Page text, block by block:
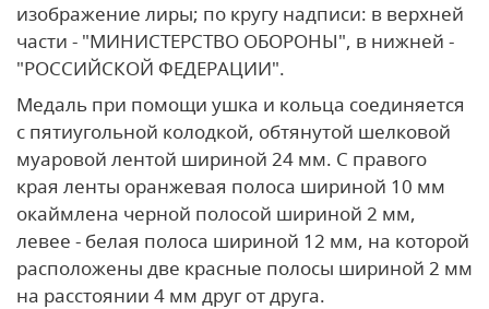
изображение лиры; по кругу надписи: в верхней
части - "МИНИСТЕРСТВО ОБОРОНЫ", в нижней -
"РОССИЙСКОЙ ФЕДЕРАЦИИ".
Медаль при помощи ушка и кольца соединяется
с пятиугольной колодкой, обтянутой шелковой
муаровой лентой шириной 24 мм. С правого
края ленты оранжевая полоса шириной 10 мм
окаймлена черной полосой шириной 2 мм,
левее - белая полоса шириной 12 мм, на которой
расположены две красные полосы шириной 2 мм
на расстоянии 4 мм друг от друга.